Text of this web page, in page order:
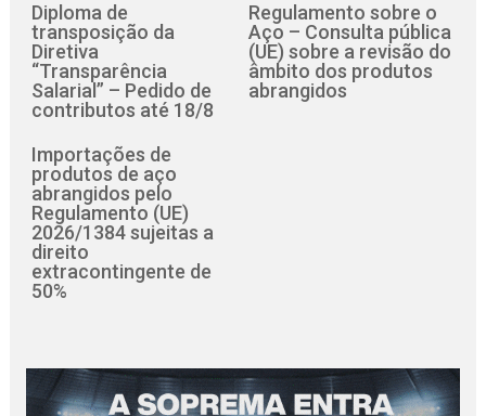
Diploma de
transposição da
Diretiva
“Transparência
Salarial” – Pedido de
contributos até 18/8
Regulamento sobre o
Aço – Consulta pública
(UE) sobre a revisão do
âmbito dos produtos
abrangidos
Importações de
produtos de aço
abrangidos pelo
Regulamento (UE)
2026/1384 sujeitas a
direito
extracontingente de
50%